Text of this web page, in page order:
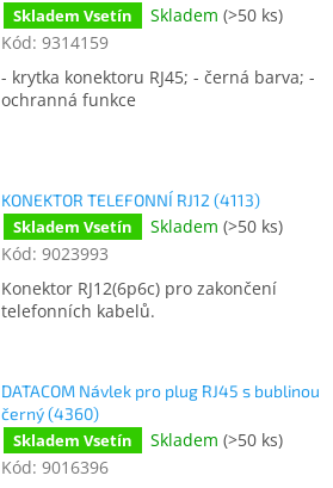
Skladem Vsetín Skladem (>50 ks)
Kód: 9314159
- krytka konektoru RJ45; - černá barva; -
ochranná funkce
KONEKTOR TELEFONNÍ RJ12 (4113)
Skladem Vsetín Skladem (>50 ks)
Kód: 9023993
Konektor RJ12(6p6c) pro zakončení
telefonních kabelů.
DATACOM Návlek pro plug RJ45 s bublinou
černý (4360)
Skladem Vsetín Skladem (>50 ks)
Kód: 9016396